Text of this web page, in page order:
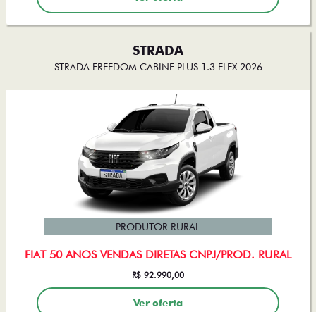
STRADA
STRADA FREEDOM CABINE PLUS 1.3 FLEX 2026
FIAT 50 ANOS VENDAS DIRETAS CNPJ/PROD. RURAL
PRODUTOR RURAL
R$ 92.990,00
Ver oferta